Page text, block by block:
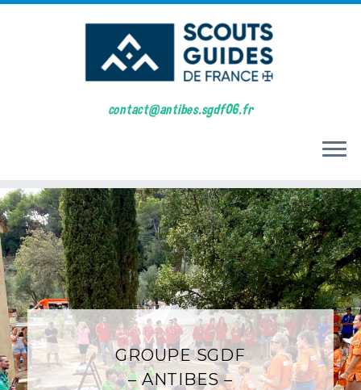
Skip
to
content
contact@antibes.sgdf06.fr
GROUPE SGDF
– ANTIBES –